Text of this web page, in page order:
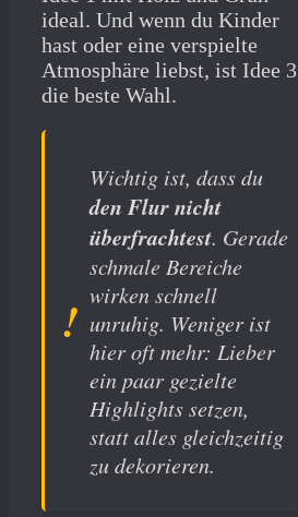
ideal. Und wenn du Kinder
hast oder eine verspielte
Atmosphäre liebst, ist Idee 3
die beste Wahl.
Wichtig ist, dass du
den Flur nicht
überfrachtest. Gerade
schmale Bereiche
wirken schnell
unruhig. Weniger ist
hier oft mehr: Lieber
ein paar gezielte
Highlights setzen,
statt alles gleichzeitig
zu dekorieren.